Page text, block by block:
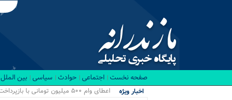
صفحه نخست اجتماعی حوادث سیاسی بین الملل
اخبار ویژه اعطای وام ۵۰۰ میلیون تومانی با بازپرداخت ۲۰ ساله برای نوسازی منازل/ اجرای طرح ها...